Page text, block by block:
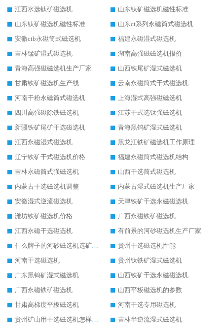
江西水选钛矿磁选机
山东钛矿磁选机磁性标准
山东钛矿磁选机磁性标准
山东ct系列永磁筒式磁选机
安徽ctb永磁筒式磁选机
福建永磁湿式磁选机
吉林锰矿湿式磁选机
湖南高强磁磁选机报价
青海高强磁磁选机生产厂家
山西铁尾矿湿式磁选机
甘肃铁矿磁选机生产线
云南永磁筒式干式磁选机
河南干粉永磁筒式磁选机
上海湿式高强磁磁选机
四川高强磁除铁磁选机
江苏干式选钛强磁选机
新疆铁矿尾矿干选磁选机
青海黑钨矿湿式磁选机
江西永磁湿式磁选机
黑龙江铁矿磁选机工作原理
辽宁铁矿干式磁选机价格
福建永磁筒式磁选机结构
吉林永磁筒式强磁选机
山西干选筒式磁选机
内蒙古干选磁选机调整
内蒙古湿式磁选机生产厂家
安徽湿式逆流磁选机
天津铁矿干选永磁磁选机
潍坊铁矿磁选机价格
广西永磁铁矿磁选机
江西永磁干选磁选机
有前景的河砂磁选机生产厂家
什么牌子的河砂磁选机选矿效果好
贵州干选磁选机性能
河南干选磁选机
贵州钛铁矿湿式磁选机
广东黑钨矿湿式磁选机
山西铁矿干选永磁磁选机
广西永磁铁矿磁选机
山西平板磁选机的参数
甘肃高梯度平板磁选机
河南干选专用磁选机
贵州矿山用干选磁选机怎样调磁
吉林半逆流湿式磁选机